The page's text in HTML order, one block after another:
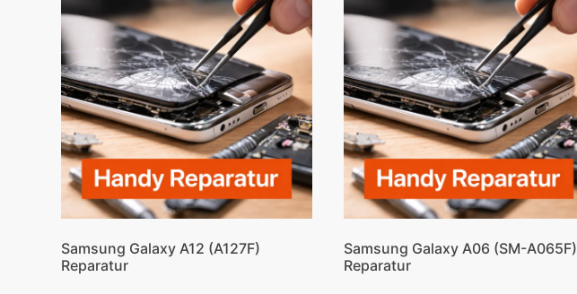
Samsung Galaxy A12 (A127F)
Reparatur
Samsung Galaxy A06 (SM-A065F)
Reparatur